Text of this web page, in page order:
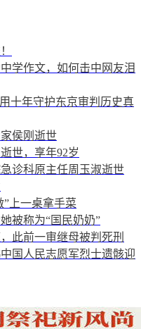
学作文，如何击中网友泪
十年守护东京审判历史真
侯刚逝世
世，享年92岁
诊科原主任周玉淑逝世
”上一桌拿手菜
被称为“国民奶奶”
此前一审继母被判死刑
国人民志愿军烈士遗骸迎